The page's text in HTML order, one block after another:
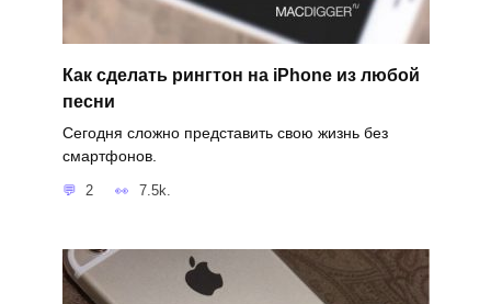
Как сделать рингтон на iPhone из любой
песни
Сегодня сложно представить свою жизнь без
смартфонов.
2 7.5k.